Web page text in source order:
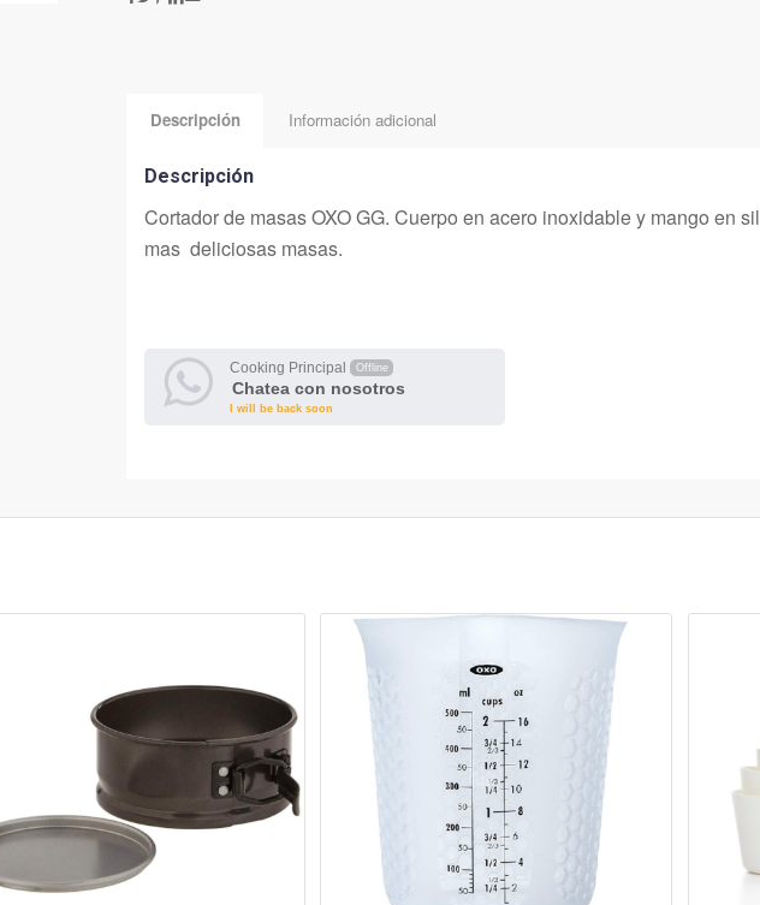
Descripción Información adicional
Descripción
Cortador de masas OXO GG. Cuerpo en acero inoxidable y mango en
mas deliciosas masas.
Cooking Principal Offline
Chatea con nosotros
I will be back soon